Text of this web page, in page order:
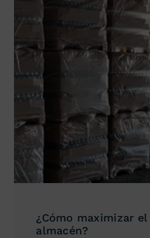
¿Cómo maximizar
almacén?